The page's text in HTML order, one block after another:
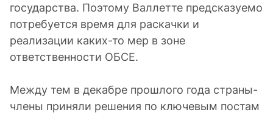
государства. Поэтому Валлетте предсказуемо
потребуется время для раскачки и
реализации каких-то мер в зоне
ответственности ОБСЕ.
Между тем в декабре прошлого года страны-
члены приняли решения по ключевым постам